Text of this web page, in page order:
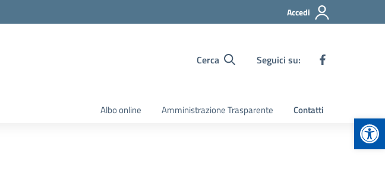
Accedi
Cerca Seguici su:
Albo online Amministrazione Trasparente Contatti